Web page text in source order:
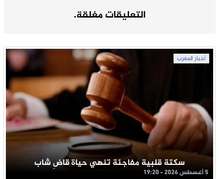
التعليقات مغلقة.
أخبار المغرب
سكتة قلبية مفاجئة تنهي حياة قاضِ شاب
5 أغسطس 2026 - 19:20